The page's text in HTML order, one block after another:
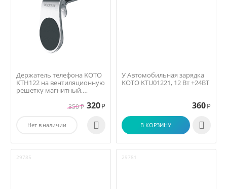
Держатель телефона KOTO
KTH122 на вентиляционную
решетку магнитный,
350Р 320 Р
Нет в наличии 
У Автомобильная зарядка
KOTO KTU01221, 12 Вт +24ВТ
360 Р
В КОРЗИНУ 
29785 29781